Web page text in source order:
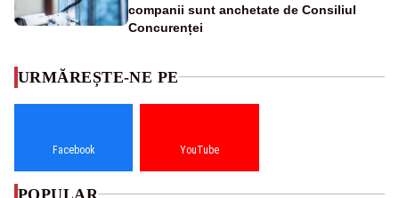
companii sunt anchetate de Consiliul
Concurenței
URMĂREȘTE-NE PE
Facebook YouTube
POPULAR